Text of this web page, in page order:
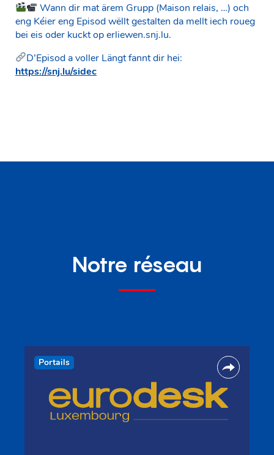
Wann dir mat ärem Grupp (Maison relais, …) och
eng Kéier eng Episod wëllt gestalten da mellt iech roueg
bei eis oder kuckt op erliewen.snj.lu.
D’Episod a voller Längt fannt dir hei:
https://snj.lu/sidec
Notre réseau
Portails